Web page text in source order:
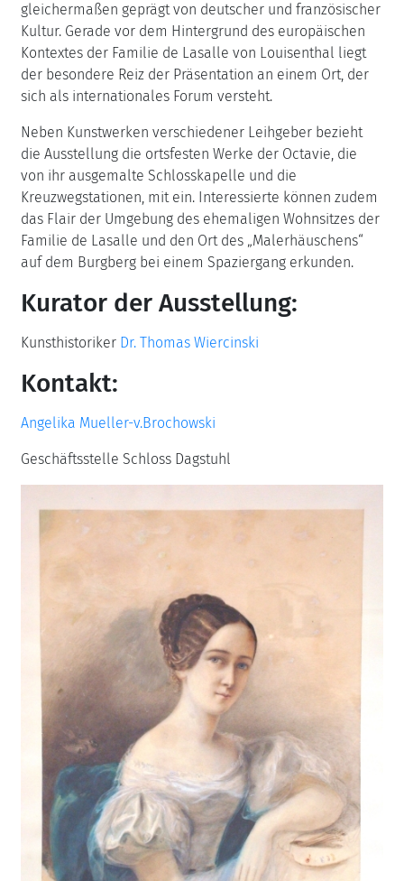
gleichermaßen geprägt von deutscher und französischer
Kultur. Gerade vor dem Hintergrund des europäischen
Kontextes der Familie de Lasalle von Louisenthal liegt
der besondere Reiz der Präsentation an einem Ort, der
sich als internationales Forum versteht.
Neben Kunstwerken verschiedener Leihgeber bezieht
die Ausstellung die ortsfesten Werke der Octavie, die
von ihr ausgemalte Schlosskapelle und die
Kreuzwegstationen, mit ein. Interessierte können zudem
das Flair der Umge­bung des ehemaligen Wohnsitzes der
Familie de Lasalle und den Ort des „Malerhäuschens“
auf dem Burgberg bei einem Spaziergang erkunden.
Kurator der Ausstellung:
Kunsthistoriker Dr. Thomas Wiercinski
Kontakt:
Angelika Mueller-v.Brochowski
Geschäftsstelle Schloss Dagstuhl